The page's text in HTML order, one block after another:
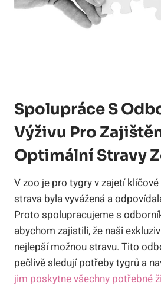
Spolupráce S
Výživu Pro
Optimální Stravy
V zoo je pro tygry v zajetí
strava byla vyvážená a
Proto spolupracujeme s
abychom zajistili, že naši
nejlepší možnou stravu. Tito
pečlivě sledují potřeby tygrů a
jim poskytne všechny potřebné